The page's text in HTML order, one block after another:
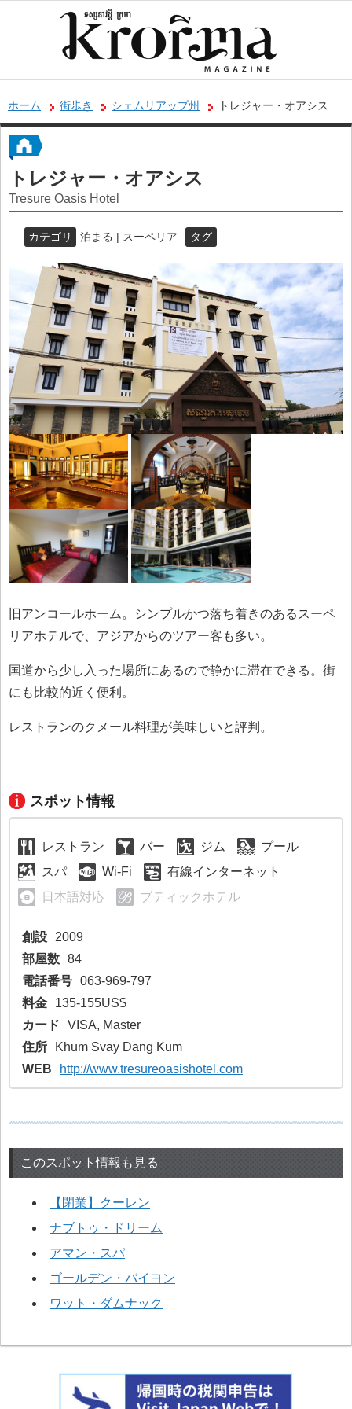
ホーム 街歩き シェムリアップ州 トレジャー・オアシス
トレジャー・オアシス
Tresure Oasis Hotel
カテゴリ 泊まる | スーペリア タグ
旧アンコールホーム。シンプルかつ落ち着きのあるスーペ
リアホテルで、アジアからのツアー客も多い。
国道から少し入った場所にあるので静かに滞在できる。街
にも比較的近く便利。
レストランのクメール料理が美味しいと評判。
スポット情報
レストラン バー ジム
プール
スパ
Wi-Fi
有線インターネット
日本語対応
ブティックホテル
創設
2009
部屋数 84
電話番号 063-969-797
料金
135-155US$
カード
VISA, Master
住所
Khum Svay Dang Kum
WEB
http://www.tresureoasishotel.com
このスポット情報も見る
【閉業】クーレン
ナブトゥ・ドリーム
アマン・スパ
ゴールデン・バイヨン
ワット・ダムナック